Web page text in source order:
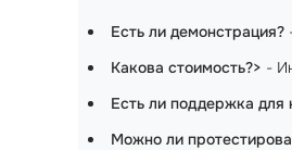
Есть ли демонстрация?
Какова стоимость?> -
Есть ли поддержка для
Можно ли